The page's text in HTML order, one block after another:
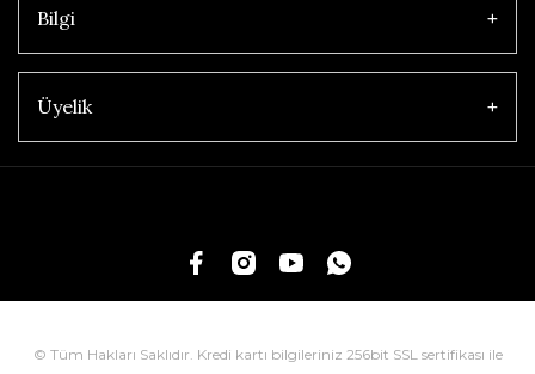
Bilgi
Üyelik
© Tüm Hakları Saklıdır. Kredi kartı bilgileriniz 256bit SSL sertifikası ile